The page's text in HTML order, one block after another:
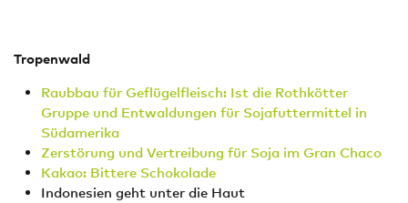
Tropenwald
Raubbau für Geflügelfleisch: Ist die Rothkötter
Gruppe und Entwaldungen für Sojafuttermittel in
Südamerika
Zerstörung und Vertreibung für Soja im Gran Chaco
Kakao: Bittere Schokolade
Indonesien geht unter die Haut